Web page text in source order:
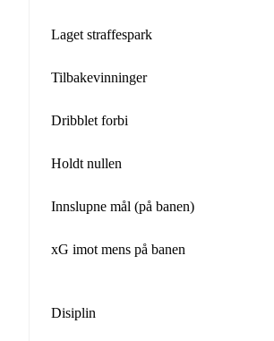
Laget straffespark
Tilbakevinninger
Dribblet forbi
Holdt nullen
Innslupne mål (på banen)
xG imot mens på banen
Disiplin